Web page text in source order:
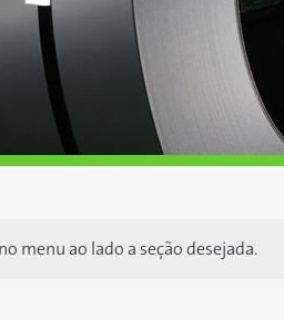
menu ao lado a seção desejada.